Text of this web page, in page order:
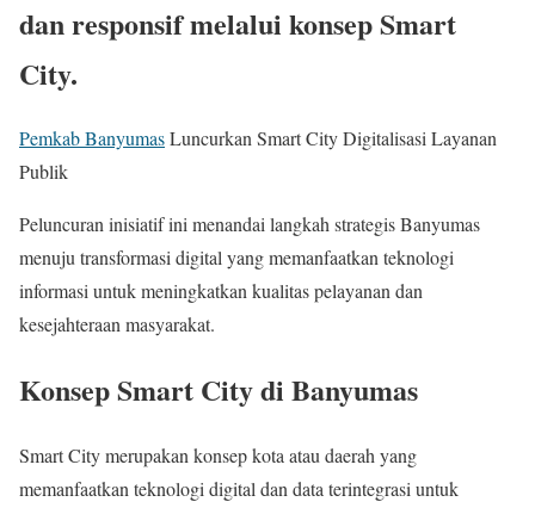
dan responsif melalui konsep Smart
City.
Pemkab BanyumasLuncurkan Smart City Digitalisasi Layanan
Publik
Peluncuran inisiatif ini menandai langkah strategis Banyumas
menuju transformasi digital yang memanfaatkan teknologi
informasi untuk meningkatkan kualitas pelayanan dan
kesejahteraan masyarakat.
Konsep Smart City di Banyumas
Smart City merupakan konsep kota atau daerah yang
memanfaatkan teknologi digital dan data terintegrasi untuk